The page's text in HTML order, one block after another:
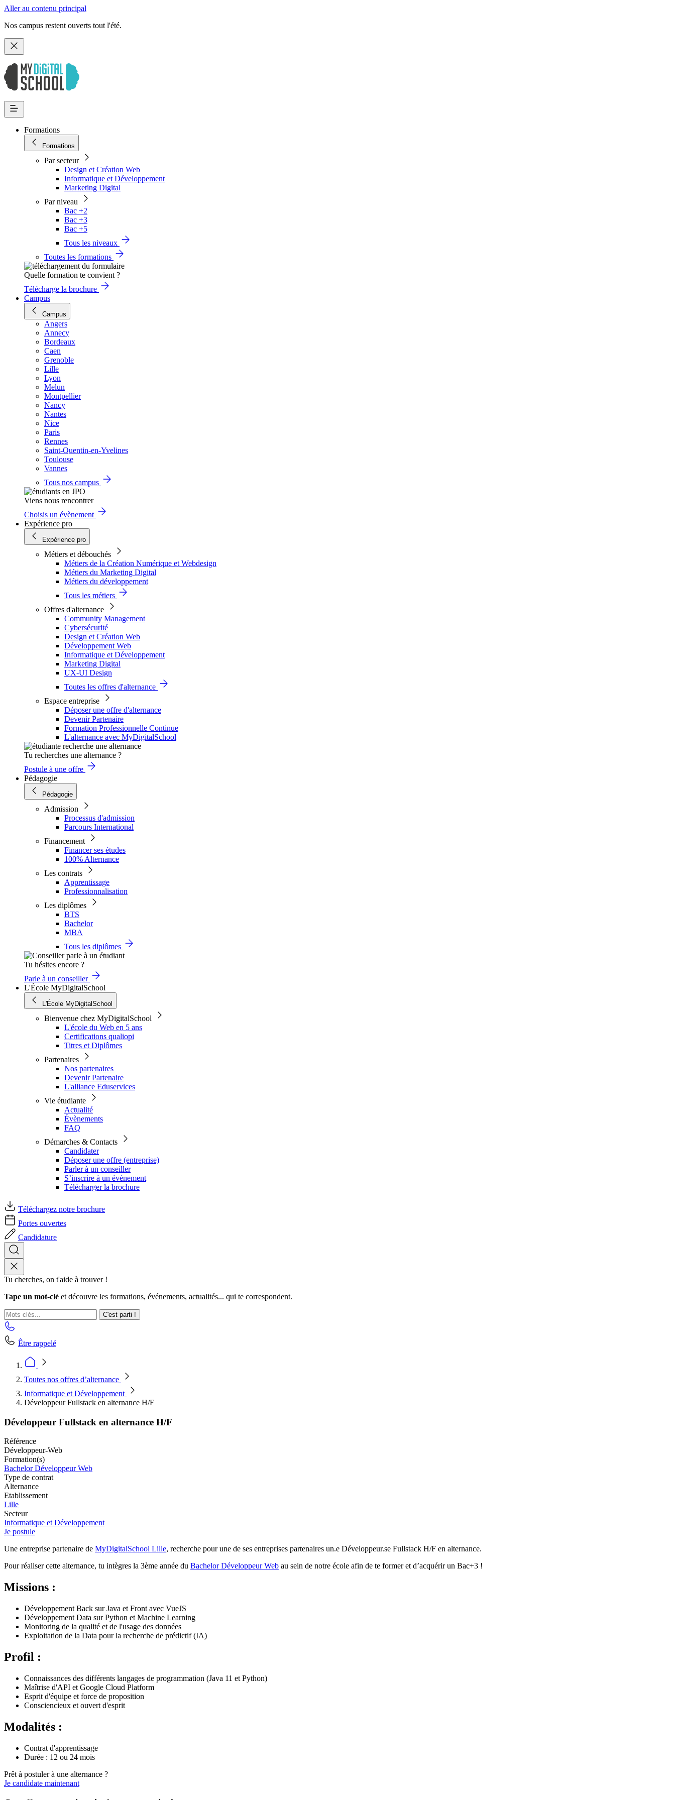
Aller au contenu principal
Nos campus restent ouverts tout l'été.
Formations
Formations
Par secteur
Design et Création Web
Informatique et Développement
Marketing Digital
Par niveau
Bac +2
Bac +3
Bac +5
Tous les niveaux
Toutes les formations
Quelle formation te convient ?
Télécharge la brochure
Campus
Campus
Angers
Annecy
Bordeaux
Caen
Grenoble
Lille
Lyon
Melun
Montpellier
Nancy
Nantes
Nice
Paris
Rennes
Saint-Quentin-en-Yvelines
Toulouse
Vannes
Tous nos campus
Viens nous rencontrer
Choisis un évènement
Expérience pro
Expérience pro
Métiers et débouchés
Métiers de la Création Numérique et Webdesign
Métiers du Marketing Digital
Métiers du développement
Tous les métiers
Offres d'alternance
Community Management
Cybersécurité
Design et Création Web
Développement Web
Informatique et Développement
Marketing Digital
UX-UI Design
Toutes les offres d'alternance
Espace entreprise
Déposer une offre d'alternance
Devenir Partenaire
Formation Professionnelle Continue
L'alternance avec MyDigitalSchool
Tu recherches une alternance ?
Postule à une offre
Pédagogie
Pédagogie
Admission
Processus d'admission
Parcours International
Financement
Financer ses études
100% Alternance
Les contrats
Apprentissage
Professionnalisation
Les diplômes
BTS
Bachelor
MBA
Tous les diplômes
Tu hésites encore ?
Parle à un conseiller
L'École MyDigitalSchool
L'École MyDigitalSchool
Bienvenue chez MyDigitalSchool
L'école du Web en 5 ans
Certifications qualiopi
Titres et Diplômes
Partenaires
Nos partenaires
Devenir Partenaire
L'alliance Eduservices
Vie étudiante
Actualité
Évènements
FAQ
Démarches & Contacts
Candidater
Déposer une offre (entreprise)
Parler à un conseiller
S’inscrire à un événement
Télécharger la brochure
Téléchargez notre brochure
Portes ouvertes
Candidature
Tu cherches, on t'aide à trouver !
Tape un mot-clé et découvre les formations, événements, actualités... qui te correspondent.
C'est parti !
Être rappelé
Toutes nos offres d’alternance
Informatique et Développement
Développeur Fullstack en alternance H/F
Développeur Fullstack en alternance H/F
Référence
Développeur-Web
Formation(s)
Bachelor Développeur Web
Type de contrat
Alternance
Etablissement
Lille
Secteur
Informatique et Développement
Je postule
Une entreprise partenaire de MyDigitalSchool Lille, recherche pour une de ses entreprises partenaires un.e Développeur.se Fullstack H/F en alternance.
Pour réaliser cette alternance, tu intègres la 3ème année du Bachelor Développeur Web au sein de notre école afin de te former et d’acquérir un Bac+3 !
Missions :
Développement Back sur Java et Front avec VueJS
Développement Data sur Python et Machine Learning
Monitoring de la qualité et de l'usage des données
Exploitation de la Data pour la recherche de prédictif (IA)
Profil :
Connaissances des différents langages de programmation (Java 11 et Python)
Maîtrise d'API et Google Cloud Platform
Esprit d'équipe et force de proposition
Consciencieux et ouvert d'esprit
Modalités :
Contrat d'apprentissage
Durée : 12 ou 24 mois
Prêt à postuler à une alternance ?
Je candidate maintenant